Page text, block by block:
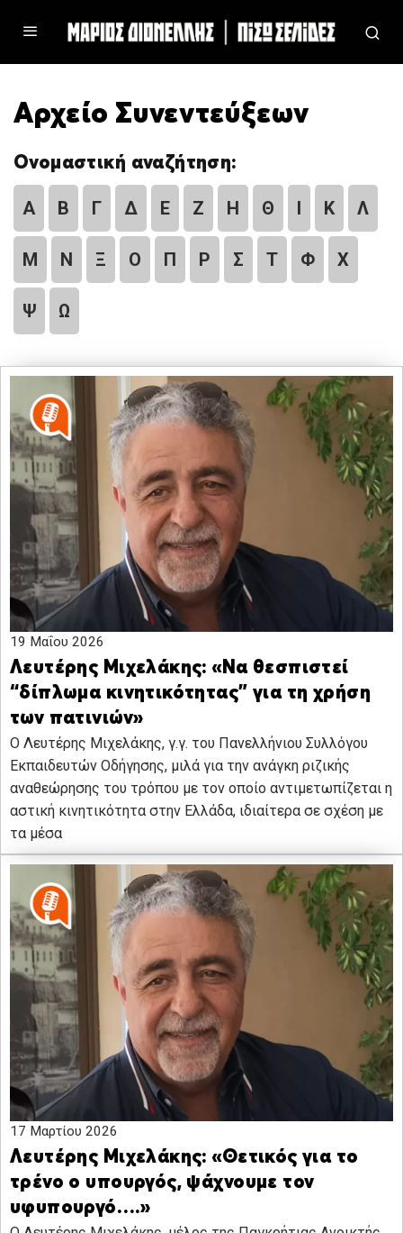
Αρχείο Συνεντεύξεων
Ονομαστική αναζήτηση:
Α Β Γ Δ Ε Ζ Η Θ Ι Κ Λ
Μ Ν Ξ Ο Π Ρ Σ Τ Φ Χ
Ψ Ω
19 Μαΐου 2026
Λευτέρης Μιχελάκης: «Να θεσπιστεί
“δίπλωμα κινητικότητας” για τη χρήση
των πατινιών»
Ο Λευτέρης Μιχελάκης, γ.γ. του Πανελλήνιου Συλλόγου
Εκπαιδευτών Οδήγησης, μιλά για την ανάγκη ριζικής
αναθεώρησης του τρόπου με τον οποίο αντιμετωπίζεται η
αστική κινητικότητα στην Ελλάδα, ιδιαίτερα σε σχέση με
τα μέσα
17 Μαρτίου 2026
Λευτέρης Μιχελάκης: «Θετικός για το
τρένο ο υπουργός, ψάχνουμε τον
υφυπουργό….»